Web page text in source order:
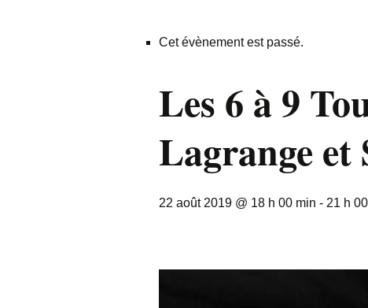
Cet évènement est passé.
Les 6 à 9
Lagrange et
22 août 2019 @ 18 h 00 min - 21 h